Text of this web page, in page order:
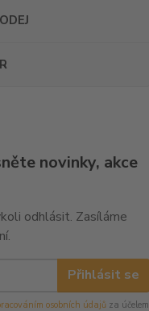
novinky, akce
odhlásit. Zasíláme
Přihlásit se
osobních údajů za účelem